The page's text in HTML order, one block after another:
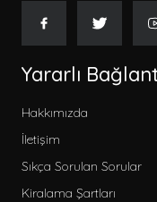
Yararlı
Hakkımızda
İletişim
Sıkça Sorulan Sorular
Kiralama Şartları